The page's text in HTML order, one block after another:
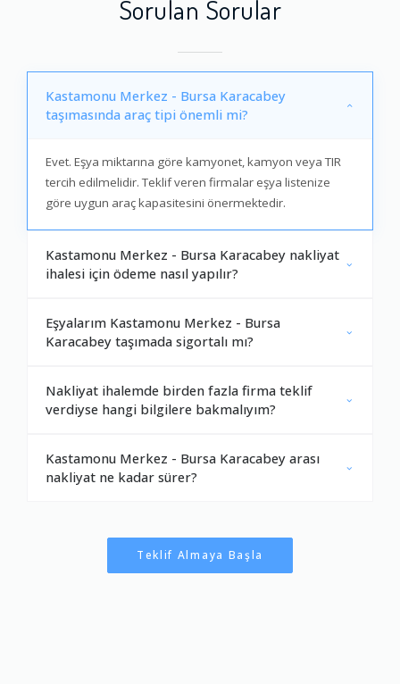
Sorulan Sorular
Kastamonu Merkez - Bursa Karacabey
taşımasında araç tipi önemli mi?
Evet. Eşya miktarına göre kamyonet, kamyon veya TIR
tercih edilmelidir. Teklif veren firmalar eşya listenize
göre uygun araç kapasitesini önermektedir.
Kastamonu Merkez - Bursa Karacabey nakliyat
ihalesi için ödeme nasıl yapılır?
Eşyalarım Kastamonu Merkez - Bursa
Karacabey taşımada sigortalı mı?
Nakliyat ihalemde birden fazla firma teklif
verdiyse hangi bilgilere bakmalıyım?
Kastamonu Merkez - Bursa Karacabey arası
nakliyat ne kadar sürer?
Teklif Almaya Başla